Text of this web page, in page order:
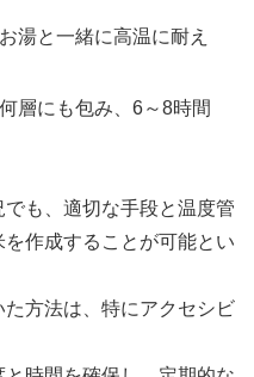
湯と一緒に高温に耐え
層にも包み、6～8時間
も、適切な手段と温度管
作成することが可能とい
方法は、特にアクセシビ